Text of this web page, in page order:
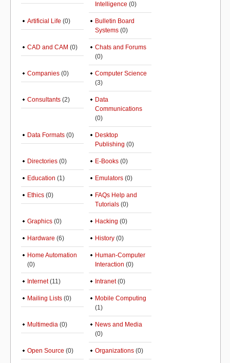
Intelligence (0)
Artificial Life (0)
Bulletin Board
Systems (0)
CAD and CAM (0)
Chats and Forums
(0)
Companies (0)
Computer Science
(3)
Consultants (2)
Data
Communications
(0)
Data Formats (0)
Desktop
Publishing (0)
Directories (0) E-Books (0)
Education (1) Emulators (0)
Ethics (0)
FAQs Help and
Tutorials (0)
Graphics (0) Hacking (0)
Hardware (6) History (0)
Home Automation
(0)
Human-Computer
Interaction (0)
Internet(11) Intranet(0)
Mailing Lists (0)
Mobile Computing
(1)
Multimedia (0)
News and Media
(0)
Open Source (0) Organizations (0)